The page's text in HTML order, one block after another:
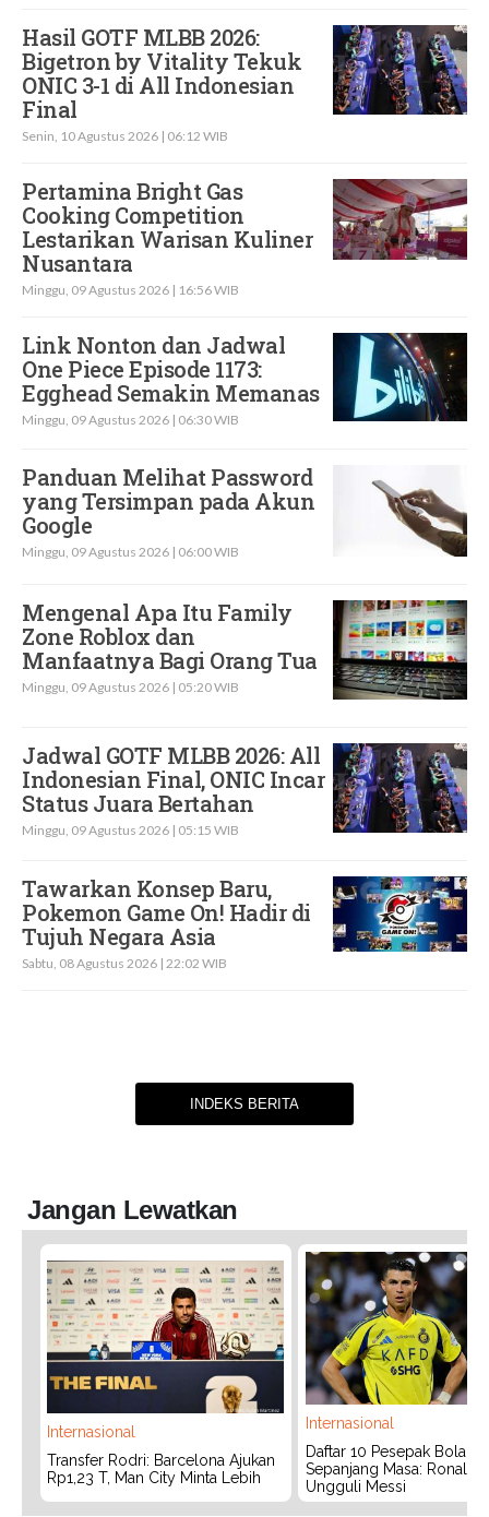
Hasil GOTF MLBB 2026:
Bigetron by Vitality Tekuk
ONIC 3-1 di All Indonesian
Final
Senin, 10 Agustus 2026 | 06:12 WIB
Pertamina Bright Gas
Cooking Competition
Lestarikan Warisan Kuliner
Nusantara
Minggu, 09 Agustus 2026 | 16:56 WIB
Link Nonton dan Jadwal
One Piece Episode 1173:
Egghead Semakin Memanas
Minggu, 09 Agustus 2026 | 06:30 WIB
Panduan Melihat Password
yang Tersimpan pada Akun
Google
Minggu, 09 Agustus 2026 | 06:00 WIB
Mengenal Apa Itu Family
Zone Roblox dan
Manfaatnya Bagi Orang Tua
Minggu, 09 Agustus 2026 | 05:20 WIB
Jadwal GOTF MLBB 2026: All
Indonesian Final, ONIC Incar
Status Juara Bertahan
Minggu, 09 Agustus 2026 | 05:15 WIB
Tawarkan Konsep Baru,
Pokemon Game On! Hadir di
Tujuh Negara Asia
Sabtu, 08 Agustus 2026 | 22:02 WIB
INDEKS BERITA
Jangan Lewatkan
Internasional
Transfer Rodri: Barcelona Ajukan
Rp1,23 T, Man City Minta Lebih
Internasional
Daftar 10 Pesepak Bola
Sepanjang Masa: Ronaldo
Ungguli Messi